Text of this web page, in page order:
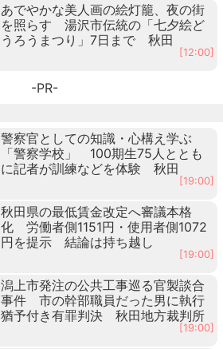
あでやかな美人画の絵灯籠、夜の街
を照らす 湯沢市伝統の「七夕絵ど
うろうまつり」7日まで 秋田
[12:00]
-PR-
警察官としての知識・心構え学ぶ
「警察学校」 100期生75人ととも
に記者が訓練などを体験 秋田
[19:00]
秋田県の最低賃金改定へ審議本格
化 労働者側1151円・使用者側1072
円を提示 結論は持ち越し
[19:00]
潟上市発注の公共工事巡る官製談合
事件 市の幹部職員だった男に執行
猶予付き有罪判決 秋田地方裁判所
[19:00]